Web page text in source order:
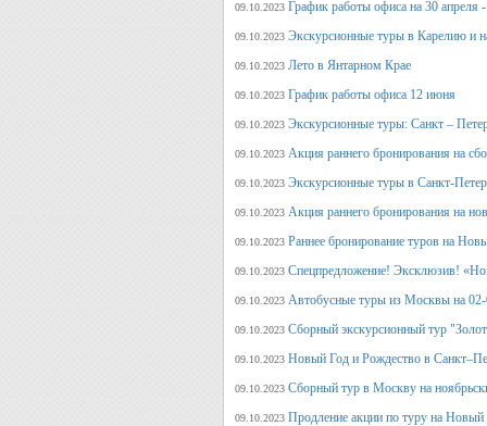
09.10.2023 График работы офиса на 30 апреля
09.10.2023 Экскурсионные туры в Карелию и
09.10.2023 Лето в Янтарном Крае
09.10.2023 График работы офиса 12 июня
09.10.2023 Экскурсионные туры: Санкт –
09.10.2023 Акция раннего бронирования на
09.10.2023 Экскурсионные туры в Санкт-
09.10.2023 Акция раннего бронирования на
09.10.2023 Раннее бронирование туров на
09.10.2023 Спецпредложение! Эксклюзив!
09.10.2023 Автобусные туры из Москвы на
09.10.2023 Сборный экскурсионный тур
09.10.2023 Новый Год и Рождество в
09.10.2023 Сборный тур в Москву на
09.10.2023 Продление акции по туру на